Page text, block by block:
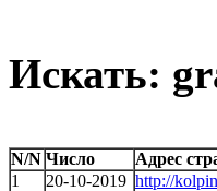
Искать:
N/N Число Адрес
1
20-10-2019 http://